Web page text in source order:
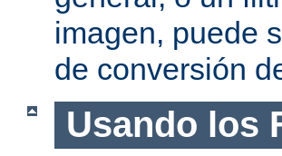
imagen, puede
de conversión
Usando los